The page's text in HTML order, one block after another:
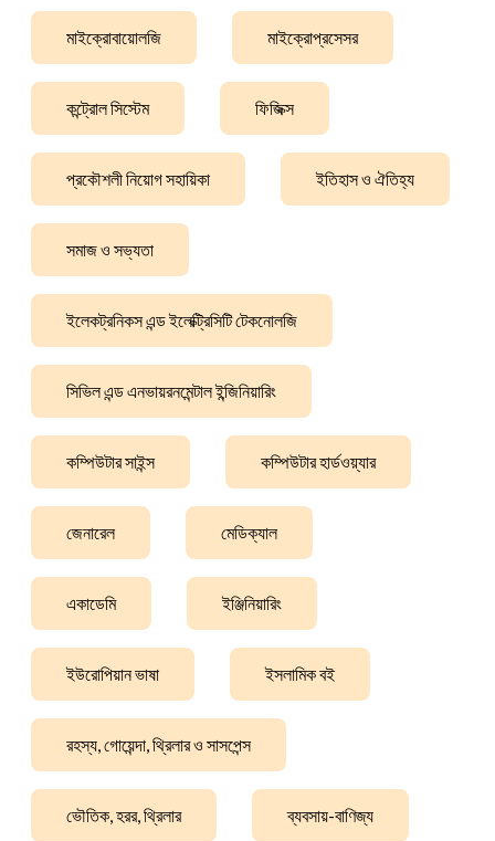
মাইক্রোবায়োলজি মাইক্রোপ্রসেসর
কন্ট্রোল সিস্টেম ফিজিক্স
প্রকৌশলী নিয়োগ সহায়িকা ইতিহাস ও ঐতিহ্য
সমাজ ও সভ্যতা
ইলেকট্রনিকস এন্ড ইলেক্ট্রিসিটি টেকনোলজি
সিভিল এন্ড এনভায়রনমেন্টাল ইন্জিনিয়ারিং
কম্পিউটার সাইন্স কম্পিউটার হার্ডওয়্যার
জেনারেল মেডিক্যাল
একাডেমি ইঞ্জিনিয়ারিং
ইউরোপিয়ান ভাষা ইসলামিক বই
রহস্য, গোয়েন্দা, থ্রিলার ও সাসপেন্স
ভৌতিক, হরর, থ্রিলার ব্যবসায়-বাণিজ্য